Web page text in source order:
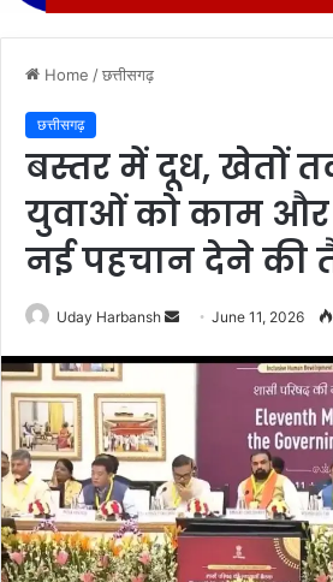
Home /छत्तीसगढ़
छत्तीसगढ़
बस्तर में दूध, खेतों
युवाओं को काम और
नई पहचान देने की
Uday Harbansh
Send June 11, 2026